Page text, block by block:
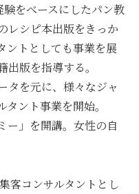
をベースにしたパン教
レシピ本出版をきっか
ントとしても事業を展
版を指導する。
タを元に、様々なジャ
ント事業を開始。
ー」を開講。女性の自
客コンサルタントとし